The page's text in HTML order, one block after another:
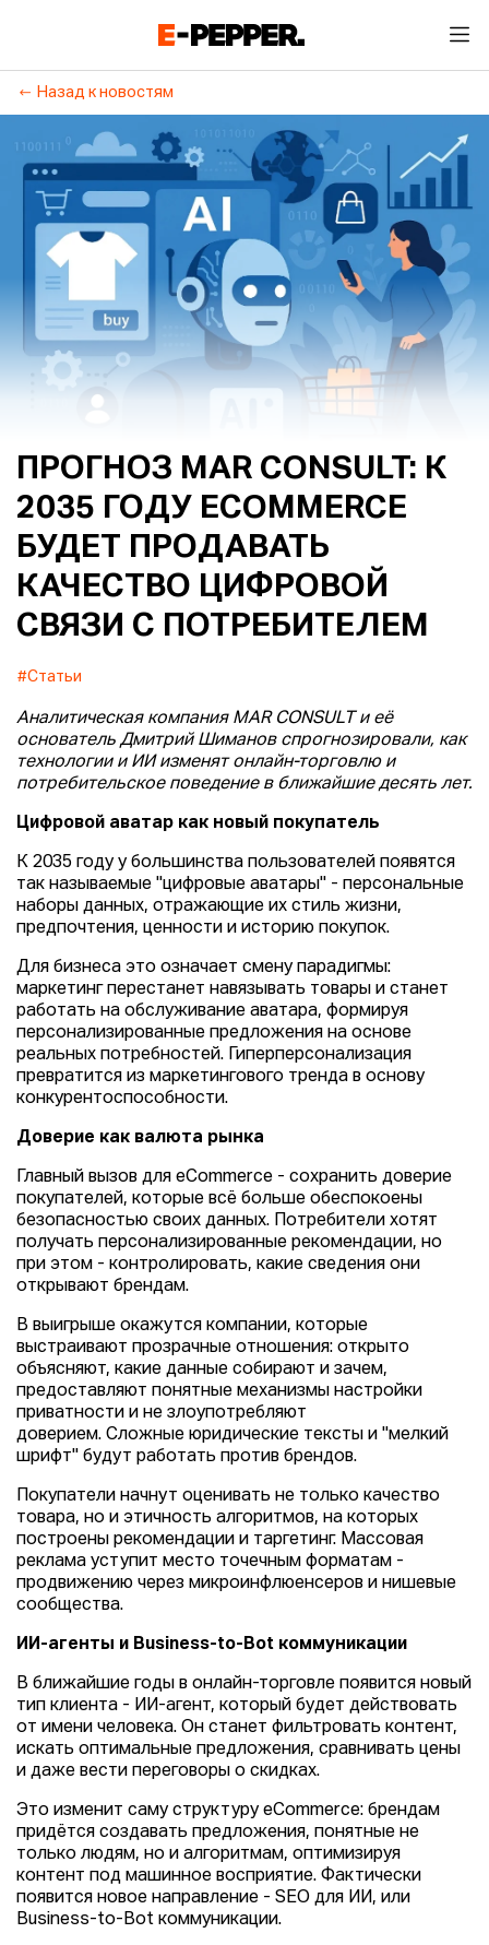
Назад к новостям
ПРОГНОЗ MAR CONSULT: К
2035 ГОДУ EСOMMERCE
БУДЕТ ПРОДАВАТЬ
КАЧЕСТВО ЦИФРОВОЙ
СВЯЗИ С ПОТРЕБИТЕЛЕМ
#Статьи
Аналитическая компания MAR CONSULT и её
основатель Дмитрий Шиманов спрогнозировали, как
технологии и ИИ изменят онлайн-торговлю и
потребительское поведение в ближайшие десять лет.
Цифровой аватар как новый покупатель
К 2035 году у большинства пользователей появятся
так называемые "цифровые аватары" - персональные
наборы данных, отражающие их стиль жизни,
предпочтения, ценности и историю покупок.
Для бизнеса это означает смену парадигмы:
маркетинг перестанет навязывать товары и станет
работать на обслуживание аватара, формируя
персонализированные предложения на основе
реальных потребностей. Гиперперсонализация
превратится из маркетингового тренда в основу
конкурентоспособности.
Доверие как валюта рынка
Главный вызов для eCommerce - сохранить доверие
покупателей, которые всё больше обеспокоены
безопасностью своих данных. Потребители хотят
получать персонализированные рекомендации, но
при этом - контролировать, какие сведения они
открывают брендам.
В выигрыше окажутся компании, которые
выстраивают прозрачные отношения: открыто
объясняют, какие данные собирают и зачем,
предоставляют понятные механизмы настройки
приватности и не злоупотребляют
доверием. Сложные юридические тексты и "мелкий
шрифт" будут работать против брендов.
Покупатели начнут оценивать не только качество
товара, но и этичность алгоритмов, на которых
построены рекомендации и таргетинг. Массовая
реклама уступит место точечным форматам -
продвижению через микроинфлюенсеров и нишевые
сообщества.
ИИ-агенты и Business-to-Bot коммуникации
В ближайшие годы в онлайн-торговле появится новый
тип клиента - ИИ-агент, который будет действовать
от имени человека. Он станет фильтровать контент,
искать оптимальные предложения, сравнивать цены
и даже вести переговоры о скидках.
Это изменит саму структуру eCommerce: брендам
придётся создавать предложения, понятные не
только людям, но и алгоритмам, оптимизируя
контент под машинное восприятие. Фактически
появится новое направление - SEO для ИИ, или
Business-to-Bot коммуникации.